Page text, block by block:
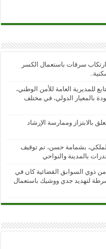
سرقات باستعمال الكسر
للمديرية العامة للأمن الوطني،
بالمعيار الدولي، في مختلف
وممارسة الإرشاد
الملكي، بشمامة حسن، تم توقيف
بالمدينة والنواحي
ذوي السوابق القضائية كان في
لتهديد جدي ووشيك باستعمال